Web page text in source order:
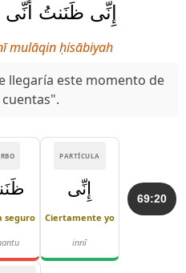
إِنِّى ظَنَنتُ أَنِّى
mulāqin ḥisābiyah
llegaría este momento de
69:20
PARTÍCULA
إِنِّى
Ciertamente yo
innī
seguro